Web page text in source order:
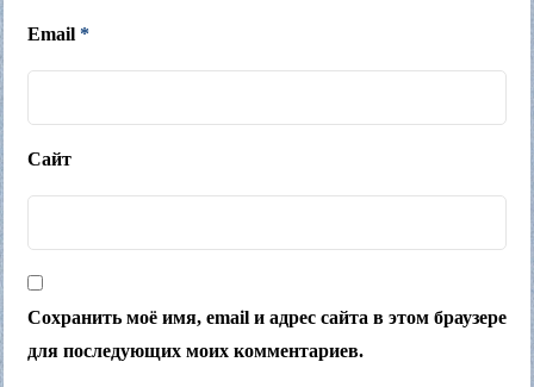
Email *
Сайт
Сохранить моё имя, email и адрес сайта в этом браузере
для последующих моих комментариев.